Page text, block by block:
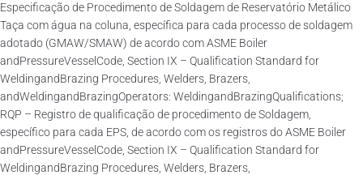
Especificação de Procedimento de Soldagem de Reservatório Metálico
Taça com água na coluna, específica para cada processo de soldagem
adotado (GMAW/SMAW) de acordo com ASME Boiler
andPressureVesselCode, Section IX – Qualification Standard for
WeldingandBrazing Procedures, Welders, Brazers,
andWeldingandBrazingOperators: WeldingandBrazingQualifications;
RQP – Registro de qualificação de procedimento de Soldagem,
específico para cada EPS, de acordo com os registros do ASME Boiler
andPressureVesselCode, Section IX – Qualification Standard for
WeldingandBrazing Procedures, Welders, Brazers,